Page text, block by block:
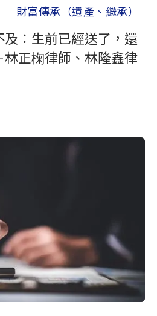
財富傳承（遺產、繼承）
及：生前已經送了，還
正椈律師、林隆鑫律